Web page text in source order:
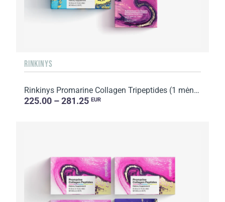
RINKINYS
Rinkinys Promarine Collagen Tripeptides (1 mėnesio kursas) + Advanced Collagen Biocellulose Facial ...
225.00 – 281.25 EUR